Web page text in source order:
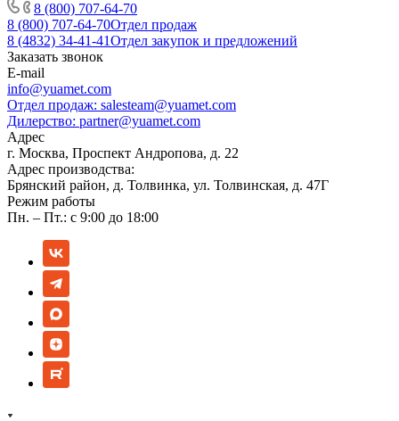
8 (800) 707-64-70
8 (800) 707-64-70Отдел продаж
8 (4832) 34-41-41Отдел закупок и предложений
Заказать звонок
E-mail
info@yuamet.com
Отдел продаж: salesteam@yuamet.com
Дилерство: partner@yuamet.com
Адрес
г. Москва, Проспект Андропова, д. 22
Адрес производства:
Брянский район, д. Толвинка, ул. Толвинская, д. 47Г
Режим работы
Пн. – Пт.: с 9:00 до 18:00